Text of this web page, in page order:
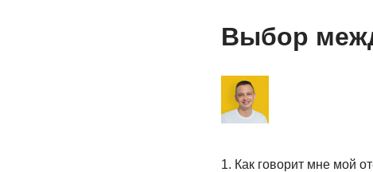
Выбор
1. Как говорит мне мой